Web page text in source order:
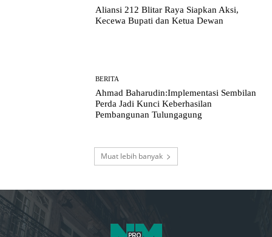
Aliansi 212 Blitar Raya Siapkan Aksi,
Kecewa Bupati dan Ketua Dewan
BERITA
Ahmad Baharudin:Implementasi Sembilan
Perda Jadi Kunci Keberhasilan
Pembangunan Tulungagung
Muat lebih banyak